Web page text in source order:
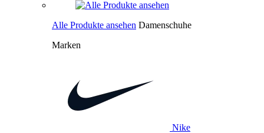
Alle Produkte ansehen Damenschuhe
Marken
Nike